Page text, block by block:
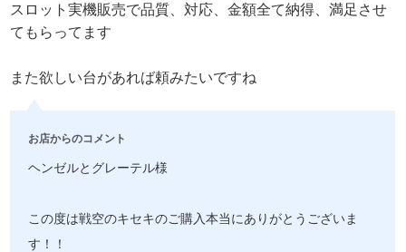
スロット実機販売で品質、対応、金額全て納得、満足させ
てもらってます
また欲しい台があれば頼みたいですね
お店からのコメント
ヘンゼルとグレーテル様
この度は戦空のキセキのご購入本当にありがとうございま
す！！